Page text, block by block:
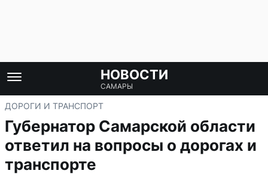
НОВОСТИ
САМАРЫ
ДОРОГИ И ТРАНСПОРТ
Губернатор Самарской области
ответил на вопросы о дорогах и
транспорте